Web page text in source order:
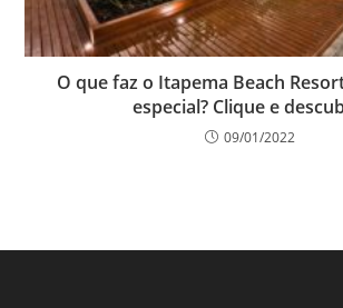
O que faz o Itapema Beach
especial? Clique e
09/01/2022